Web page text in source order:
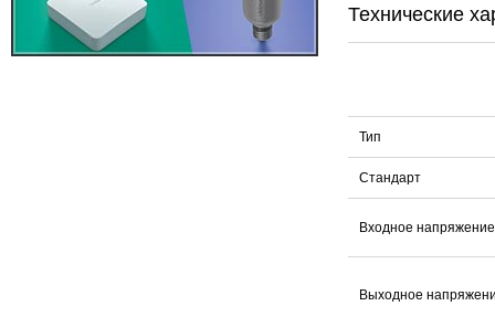
Технические
Тип
Стандарт
Входное
Выходное